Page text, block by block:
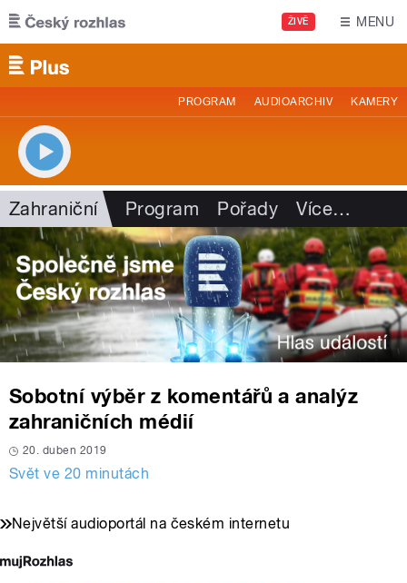
Přejít k hlavnímu obsahu
ŽIVĚ MENU
PROGRAM AUDIOARCHIV KAMERY
Zahraniční Program Pořady Více…
Sobotní výběr z komentářů a analýz
zahraničních médií
20. duben 2019
Svět ve 20 minutách
Největší audioportál na českém internetu